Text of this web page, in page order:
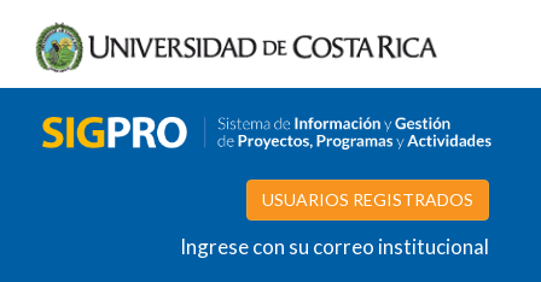
USUARIOS REGISTRADOS
Ingrese con su correo institucional